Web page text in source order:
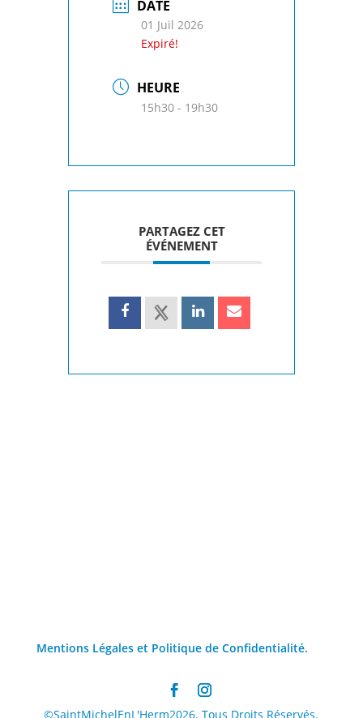
DATE
01 Juil 2026
Expiré!
HEURE
15h30 - 19h30
PARTAGEZ CET
ÉVÉNEMENT
Mentions Légales et Politique de Confidentialité.
©SaintMichelEnL'Herm2026. Tous Droits Réservés.